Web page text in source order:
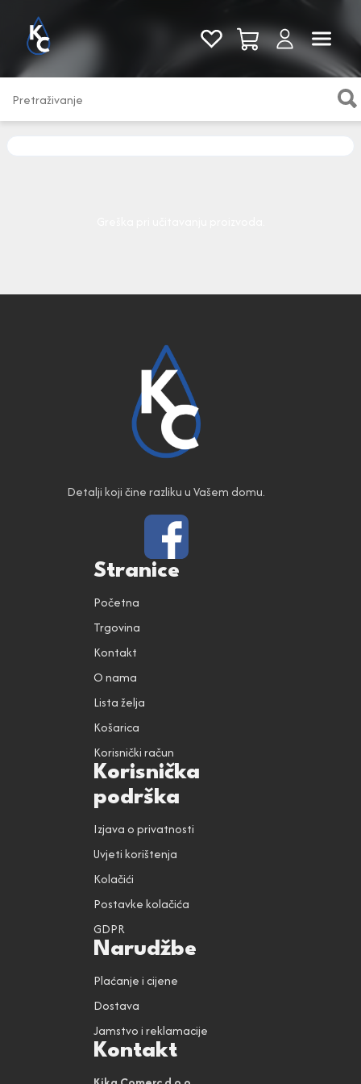
Pogledaj sve
Detalji koji čine razliku u Vašem domu.
Stranice
Početna
Trgovina
Kontakt
O nama
Lista želja
Košarica
Korisnički račun
Korisnička
podrška
Izjava o privatnosti
Uvjeti korištenja
Kolačići
Postavke kolačića
GDPR
Narudžbe
Plaćanje i cijene
Dostava
Jamstvo i reklamacije
Kontakt